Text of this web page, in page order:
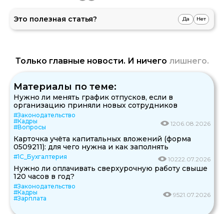
Это полезная статья? Да Нет
Только главные новости. И ничего лишнего.
Материалы по теме:
Нужно ли менять график отпусков, если в
организацию приняли новых сотрудников
#Законодательство
#Кадры
#Вопросы
1206.08.2026
Карточка учёта капитальных вложений (форма
0509211): для чего нужна и как заполнять
#1С_Бухгалтерия 10222.07.2026
Нужно ли оплачивать сверхурочную работу свыше
120 часов в год?
#Законодательство
#Кадры
#Зарплата
9521.07.2026